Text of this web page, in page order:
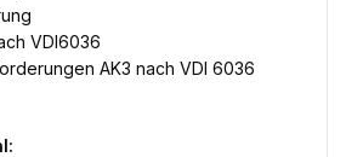
VDI6036
AK3 nach VDI 6036